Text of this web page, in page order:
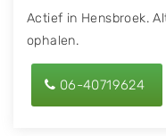
Actief in Hensbroek.
ophalen.
06-40719624